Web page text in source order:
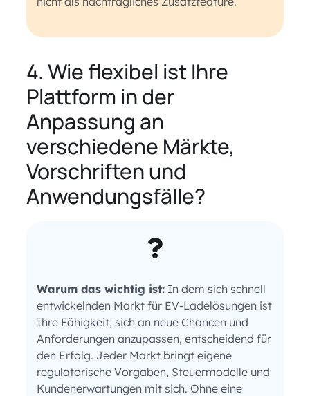
4. Wie flexibel ist Ihre
Plattform in der
Anpassung an
verschiedene Märkte,
Vorschriften und
Anwendungsfälle?
Warum das wichtig ist: In dem sich schnell
entwickelnden Markt für EV-Ladelösungen ist
Ihre Fähigkeit, sich an neue Chancen und
Anforderungen anzupassen, entscheidend für
den Erfolg. Jeder Markt bringt eigene
regulatorische Vorgaben, Steuermodelle und
Kundenerwartungen mit sich. Ohne eine